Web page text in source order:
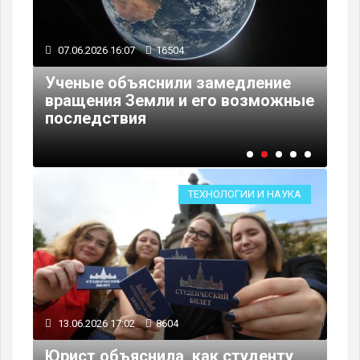
07.06.2026 16:07 16504
Ученые объяснили замедление
вращения Земли и его возможные
последствия
ТЕХНОЛОГИИ И НАУКА
13.06.2026 17:02 8604
Юрист объяснила, как студенту